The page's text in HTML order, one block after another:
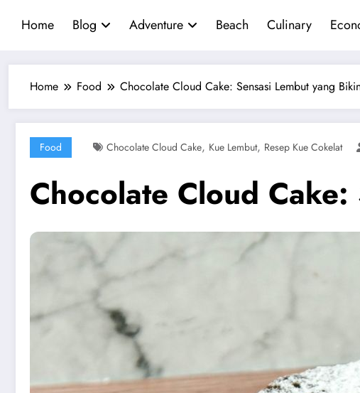
Home Blog Adventure Beach Culinary
Home Food Chocolate Cloud Cake: Sensasi Lembut yang
Food Chocolate Cloud Cake, Kue Lembut, Resep Kue Cokelat
Chocolate Cloud